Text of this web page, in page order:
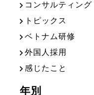
コンサルティング
トピックス
ベトナム研修
外国人採用
感じたこと
年別